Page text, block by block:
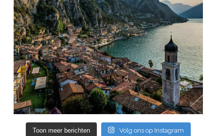
Toon meer berichten Volg ons op Instagram